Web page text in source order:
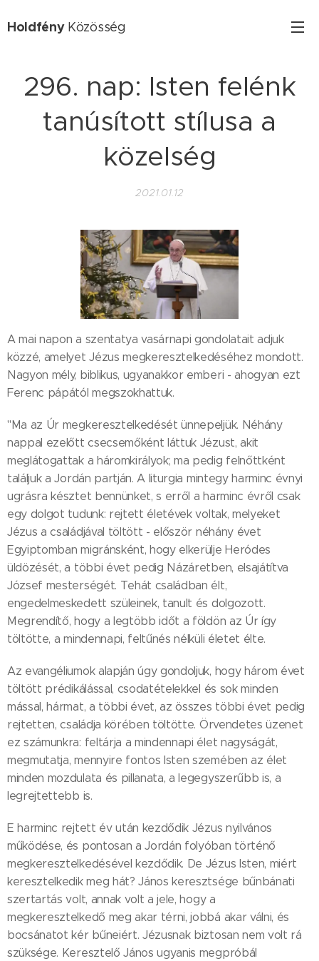
HoldfényKözösség
296. nap: Isten felénk
tanúsított stílusa a
közelség
2021.01.12
A mai napon a szentatya vasárnapi gondolatait adjuk
közzé, amelyet Jézus megkeresztelkedéséhez mondott.
Nagyon mély, biblikus, ugyanakkor emberi - ahogyan ezt
Ferenc pápától megszokhattuk.
"Ma az Úr megkeresztelkedését ünnepeljük. Néhány
nappal ezelőtt csecsemőként láttuk Jézust, akit
meglátogattak a háromkirályok; ma pedig felnőttként
találjuk a Jordán partján. A liturgia mintegy harminc évnyi
ugrásra késztet bennünket, s erről a harminc évről csak
egy dolgot tudunk: rejtett életévek voltak, melyeket
Jézus a családjával töltött - először néhány évet
Egyiptomban migránsként, hogy elkerülje Heródes
üldözését, a többi évet pedig Názáretben, elsajátítva
József mesterségét. Tehát családban élt,
engedelmeskedett szüleinek, tanult és dolgozott.
Megrendítő, hogy a legtöbb időt a földön az Úr így
töltötte, a mindennapi, feltűnés nélküli életet élte.
Az evangéliumok alapján úgy gondoljuk, hogy három évet
töltött prédikálással, csodatételekkel és sok minden
mással, hármat, a többi évet, az összes többi évet pedig
rejtetten, családja körében töltötte. Örvendetes üzenet
ez számunkra: feltárja a mindennapi élet nagyságát,
megmutatja, mennyire fontos Isten szemében az élet
minden mozdulata és pillanata, a legegyszerűbb is, a
legrejtettebb is.
E harminc rejtett év után kezdődik Jézus nyilvános
működése, és pontosan a Jordán folyóban történő
megkeresztelkedésével kezdődik. De Jézus Isten, miért
keresztelkedik meg hát? János keresztsége bűnbánati
szertartás volt, annak volt a jele, hogy a
megkeresztelkedő meg akar térni, jobbá akar válni, és
bocsánatot kér bűneiért. Jézusnak biztosan nem volt rá
szüksége. Keresztelő János ugyanis megpróbál